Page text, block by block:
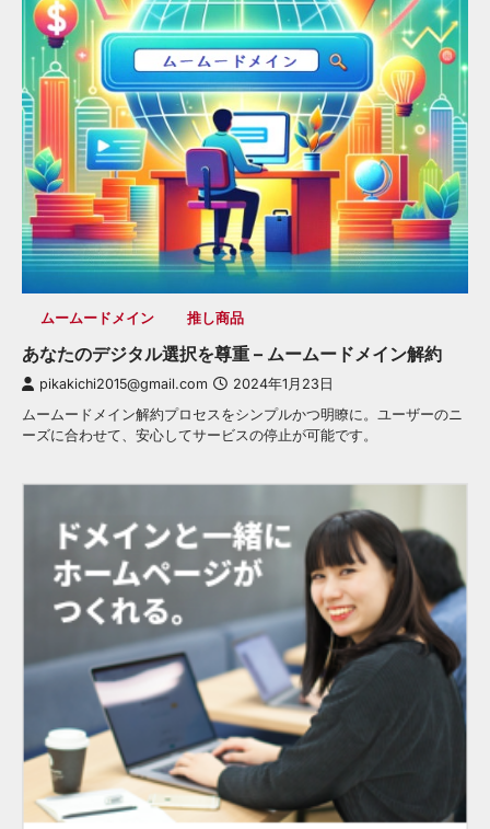
ムームードメイン 推し商品
あなたのデジタル選択を尊重 – ムームードメイン解約
pikakichi2015@gmail.com 2024年1月23日
ムームードメイン解約プロセスをシンプルかつ明瞭に。ユーザーのニ
ーズに合わせて、安心してサービスの停止が可能です。